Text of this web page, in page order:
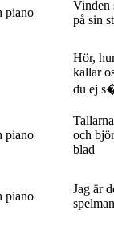
piano
Vinden
på sin
Hör,
kallar
du ej
piano
och
blad
piano
Jag är
spelman